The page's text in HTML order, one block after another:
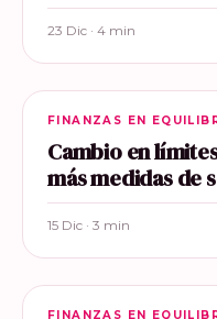
23 Dic · 4 min
FINANZAS EN
Cambio en
más medidas de
15 Dic · 3 min
FINANZAS EN